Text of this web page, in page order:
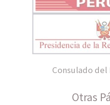
Consulado del
Otras